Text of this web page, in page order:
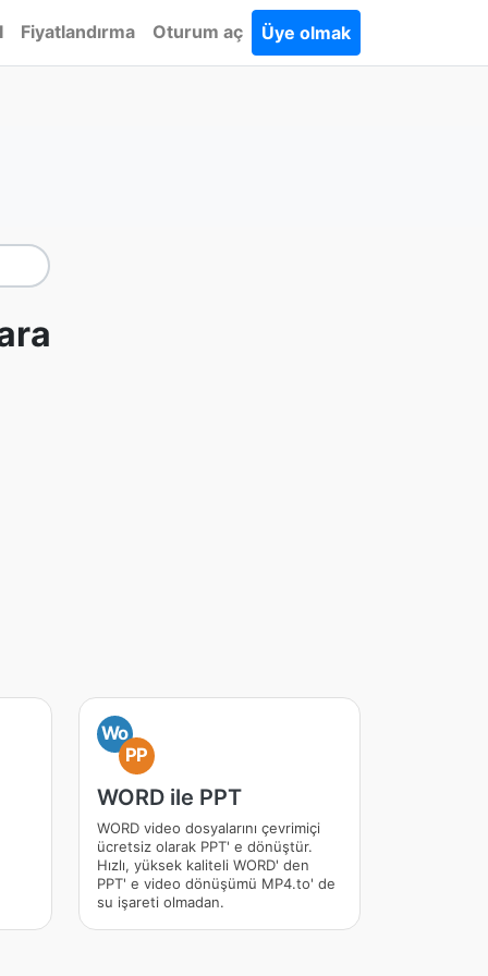
Fiyatlandırma Oturum aç Üye olmak
Wo
PP
WORD ile PPT
WORD video dosyalarını çevrimiçi
ücretsiz olarak PPT' e dönüştür.
Hızlı, yüksek kaliteli WORD' den
PPT' e video dönüşümü MP4.to' de
su işareti olmadan.